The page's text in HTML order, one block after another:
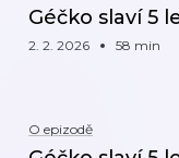
Géčko slaví 5
2. 2. 2026 58 min
O epizodě